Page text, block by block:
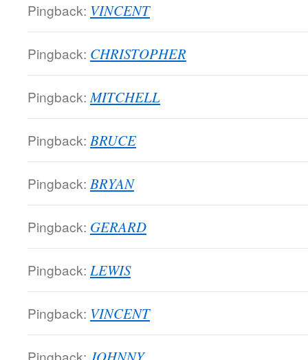
Pingback: VINCENT
Pingback: CHRISTOPHER
Pingback: MITCHELL
Pingback: BRUCE
Pingback: BRYAN
Pingback: GERARD
Pingback: LEWIS
Pingback: VINCENT
Pingback: